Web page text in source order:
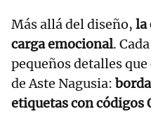
Más allá del diseño, la
carga emocional.
pequeños detalles
de Aste Nagusia:
etiquetas con códigos